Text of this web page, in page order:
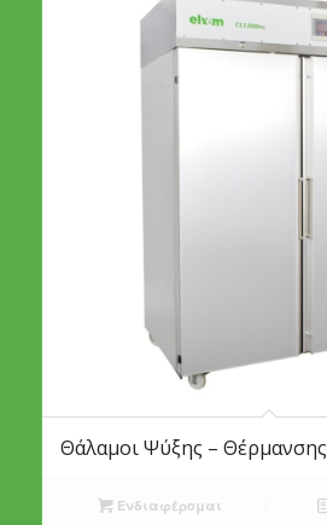
Θάλαμοι Ψύξης – Θέρμανσης
Ενδιαφέρομαι